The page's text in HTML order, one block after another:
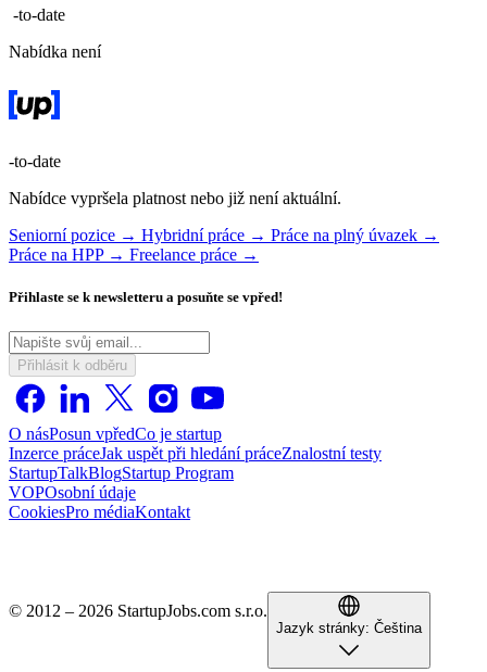
-to-date
Nabídka není
-to-date
Nabídce vypršela platnost nebo již není aktuální.
Seniorní pozice → Hybridní práce → Práce na plný úvazek →
Práce na HPP → Freelance práce →
Přihlaste se k newsletteru a posuňte se vpřed!
Přihlásit k odběru
O násPosun vpředCo je startup
Inzerce práceJak uspět při hledání práceZnalostní testy
StartupTalkBlogStartup Program
VOPOsobní údaje
CookiesPro médiaKontakt
© 2012 – 2026 StartupJobs.com s.r.o.
Jazyk stránky: Čeština